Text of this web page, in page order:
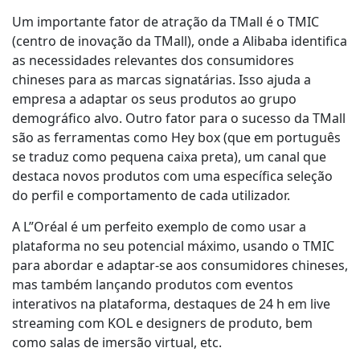
Um importante fator de atração da TMall é o TMIC
(centro de inovação da TMall), onde a Alibaba identifica
as necessidades relevantes dos consumidores
chineses para as marcas signatárias. Isso ajuda a
empresa a adaptar os seus produtos ao grupo
demográfico alvo. Outro fator para o sucesso da TMall
são as ferramentas como Hey box (que em português
se traduz como pequena caixa preta), um canal que
destaca novos produtos com uma específica seleção
do perfil e comportamento de cada utilizador.
A L”Oréal é um perfeito exemplo de como usar a
plataforma no seu potencial máximo, usando o TMIC
para abordar e adaptar-se aos consumidores chineses,
mas também lançando produtos com eventos
interativos na plataforma, destaques de 24 h em live
streaming com KOL e designers de produto, bem
como salas de imersão virtual, etc.